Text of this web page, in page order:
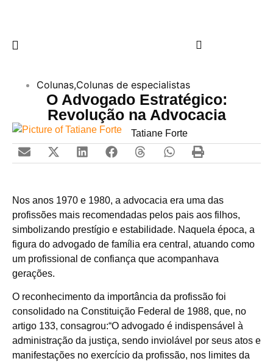
Colunas,Colunas de especialistas
O Advogado Estratégico:
Revolução na Advocacia
Tatiane Forte
Nos anos 1970 e 1980, a advocacia era uma das
profissões mais recomendadas pelos pais aos filhos,
simbolizando prestígio e estabilidade. Naquela época, a
figura do advogado de família era central, atuando como
um profissional de confiança que acompanhava
gerações.
O reconhecimento da importância da profissão foi
consolidado na Constituição Federal de 1988, que, no
artigo 133, consagrou:“O advogado é indispensável à
administração da justiça, sendo inviolável por seus atos e
manifestações no exercício da profissão, nos limites da